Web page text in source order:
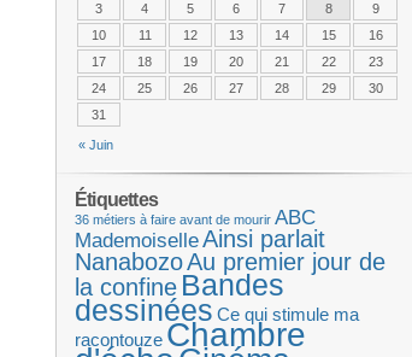
« Juin
3
4 5 6 7 8
9
10
11 12 13 14 15
16
17
18 19 20 21 22
23
24
25 26 27 28 29
30
31
Étiquettes
36 métiers à faire avant de mourir ABC
MademoiselleAinsi parlait
NanabozoAu premier jour de
la confine Bandes
dessinées Ce qui stimule ma
racontouze Chambre